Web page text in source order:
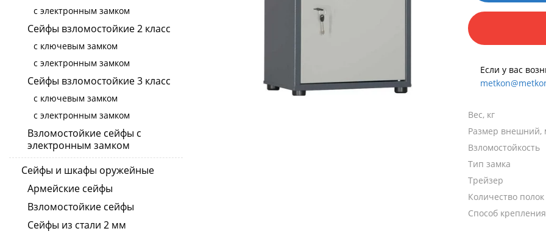
с электронным замком
Сейфы взломостойкие 2 класс
с ключевым замком
с электронным замком
Сейфы взломостойкие 3 класс
с ключевым замком
с электронным замком
Взломостойкие сейфы с
электронным замком
Сейфы и шкафы оружейные
Армейские сейфы
Взломостойкие сейфы
Сейфы из стали 2 мм
Если у вас
Вес, кг
Размер внешний,
Взломостойкость
Тип замка
Трейзер
Количество полок
Способ крепления